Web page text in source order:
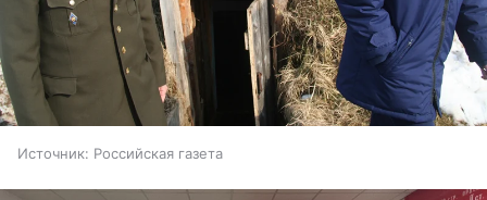
Источник: Российская газета